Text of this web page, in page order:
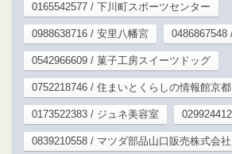
0165542577 / 下川町スポーツセンター
0988638716 / 安里八幡宮 0486867548
0542966609 / 菓子工房スイーツドッグ
0752218746 / 住まいとくらしの情報館京都
0173522383 / ジュネ美容室
0839210558 / マツダ部品山口販売株式会